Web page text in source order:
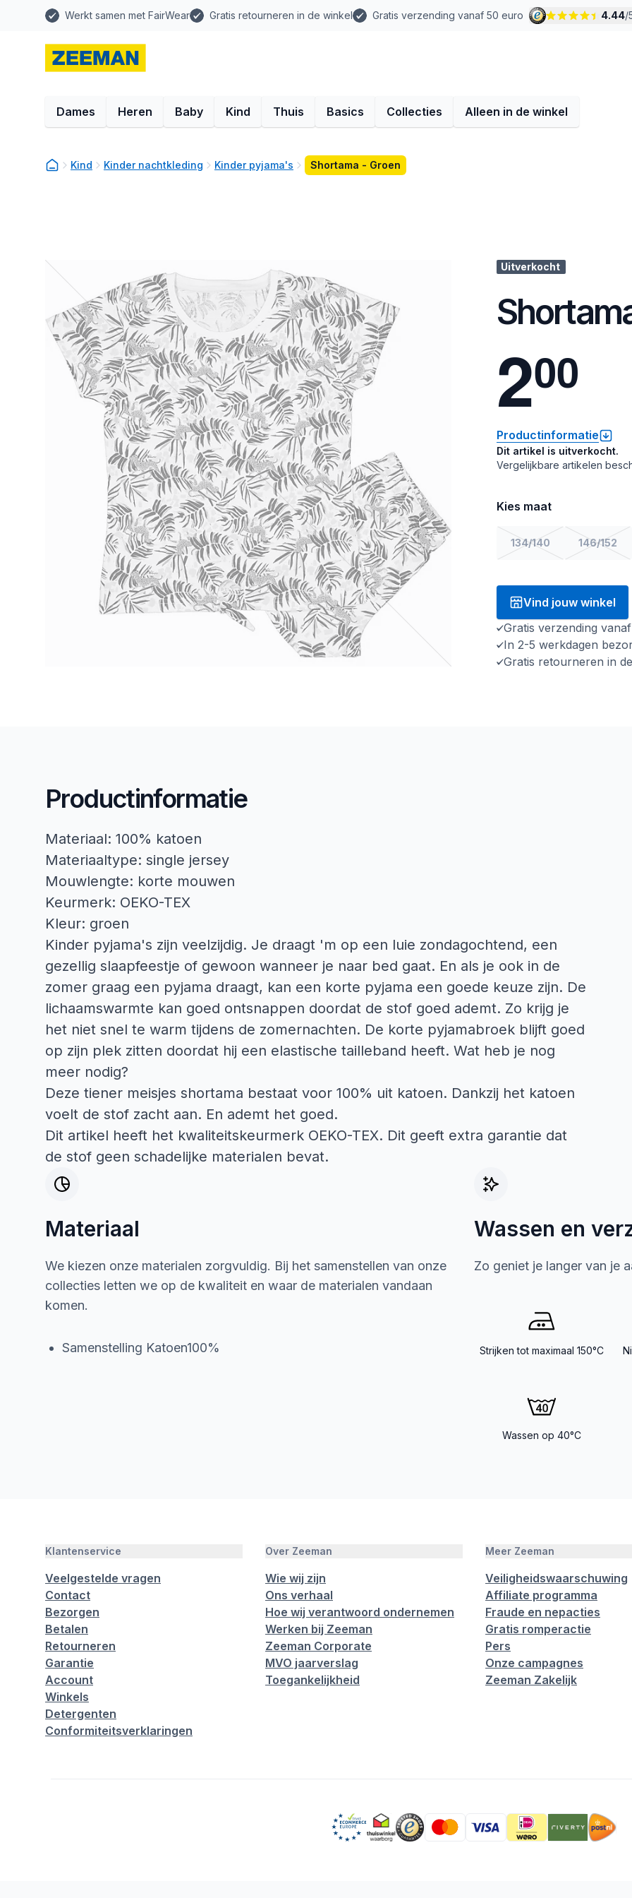
Werkt samen met FairWear Gratis retourneren in de winkel Gratis verzending vanaf 50 euro 4.44/
Dames Heren Baby Kind Thuis Basics Collecties Alleen in de winkel
Kind Kinder nachtkleding Kinder pyjama's Shortama - Groen
Uitverkocht
200
Productinformatie
Dit artikel is uitverkocht.
Vergelijkbare artikelen
Kies maat
134/140 146/152
Vind jouw winkel
Gratis verzending
In 2-5 werkdagen
Gratis retourneren in
Productinformatie
Materiaal: 100% katoen
Materiaaltype: single jersey
Mouwlengte: korte mouwen
Keurmerk: OEKO-TEX
Kleur: groen
Kinder pyjama's zijn veelzijdig. Je draagt 'm op een luie zondagochtend, een
gezellig slaapfeestje of gewoon wanneer je naar bed gaat. En als je ook in de
zomer graag een pyjama draagt, kan een korte pyjama een goede keuze zijn. De
lichaamswarmte kan goed ontsnappen doordat de stof goed ademt. Zo krijg je
het niet snel te warm tijdens de zomernachten. De korte pyjamabroek blijft goed
op zijn plek zitten doordat hij een elastische tailleband heeft. Wat heb je nog
meer nodig?
Deze tiener meisjes shortama bestaat voor 100% uit katoen. Dankzij het katoen
voelt de stof zacht aan. En ademt het goed.
Dit artikel heeft het kwaliteitskeurmerk OEKO-TEX. Dit geeft extra garantie dat
de stof geen schadelijke materialen bevat.
Materiaal
We kiezen onze materialen zorgvuldig. Bij het samenstellen van onze
collecties letten we op de kwaliteit en waar de materialen vandaan
komen.
Samenstelling Katoen100%
Wassen en
Zo geniet je langer van je
Strijken tot maximaal 150°C
Wassen op 40°C
Klantenservice
Veelgestelde vragen
Contact
Bezorgen
Betalen
Retourneren
Garantie
Account
Winkels
Detergenten
Conformiteitsverklaringen
Over Zeeman
Wie wij zijn
Ons verhaal
Hoe wij verantwoord ondernemen
Werken bij Zeeman
Zeeman Corporate
MVO jaarverslag
Toegankelijkheid
Meer Zeeman
Veiligheidswaarschuwing
Affiliate programma
Fraude en nepacties
Gratis romperactie
Pers
Onze campagnes
Zeeman Zakelijk